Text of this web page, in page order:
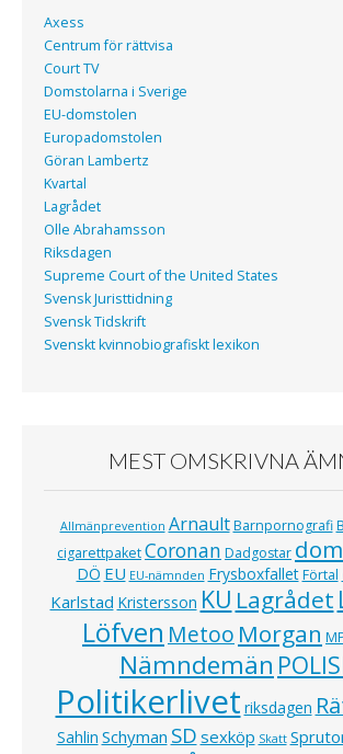
Axess
Centrum för rättvisa
Court TV
Domstolarna i Sverige
EU-domstolen
Europadomstolen
Göran Lambertz
Kvartal
Lagrådet
Olle Abrahamsson
Riksdagen
Supreme Court of the United States
Svensk Juristtidning
Svensk Tidskrift
Svenskt kvinnobiografiskt lexikon
MEST OMSKRIVNA
Allmänprevention Arnault Barnpornografi
cigarettpaketCoronan Dadgostar
DÖ EU EU-nämnden Frysboxfallet Förtal
Karlstad Kristersson KU Lagrådet
Löfven Metoo Morgan
Nämndemän
Politikerlivet riksdagen
Sahlin Schyman SD sexköp Skatt